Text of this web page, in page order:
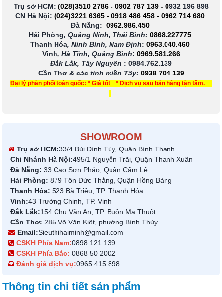
Trụ sở HCM: (028)3510 2786 - 0902 787 139- 0932 196 898
CN Hà Nội: (024)3221 6365 - 0918 486 458 - 0962 714 680
Đà Nẵng: 0962.986.450
Hải Phòng, Quảng Ninh, Thái Bình: 0868.227775
Thanh Hóa, Ninh Bình, Nam Định: 0963.040.460
Vinh, Hà Tĩnh, Quảng Bình: 0969.581.266
Đắk Lắk, Tây Nguyên : 0984.762.139
Cần Thơ & các tỉnh miền Tây: 0938 704 139
Đại lý phân phối toàn quốc: * Giá tốt * Dịch vụ sau bán hàng tận tâm.
SHOWROOM
Trụ sở HCM:33/4 Bùi Đình Túy, Quận Bình Thạnh
Chi Nhánh Hà Nội:495/1 Nguyễn Trãi, Quận Thanh Xuân
Đà Nẵng: 33 Cao Sơn Pháo, Quận Cẩm Lệ
Hải Phòng: 879 Tôn Đức Thắng, Quận Hồng Bàng
Thanh Hóa: 523 Bà Triệu, TP. Thanh Hóa
Vinh:43 Trường Chinh, TP. Vinh
Đắk Lắk:154 Chu Văn An, TP. Buôn Ma Thuột
Cần Thơ: 285 Võ Văn Kiệt, phường Bình Thủy
Email:Sieuthihaiminh@gmail.com
CSKH Phía Nam:0898 121 139
CSKH Phía Bắc: 0868 50 2002
Đánh giá dịch vụ:0965 415 898
Thông tin chi tiết sản phẩm